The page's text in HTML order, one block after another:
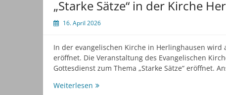
„Starke Sätze“ in der Kirche
16. April 2026
In der evangelischen Kirche in Herlinghausen wird
eröffnet. Die Veranstaltung des Evangelischen
Gottesdienst zum Thema „Starke Sätze“ eröffnet.
Weiterlesen „Starke